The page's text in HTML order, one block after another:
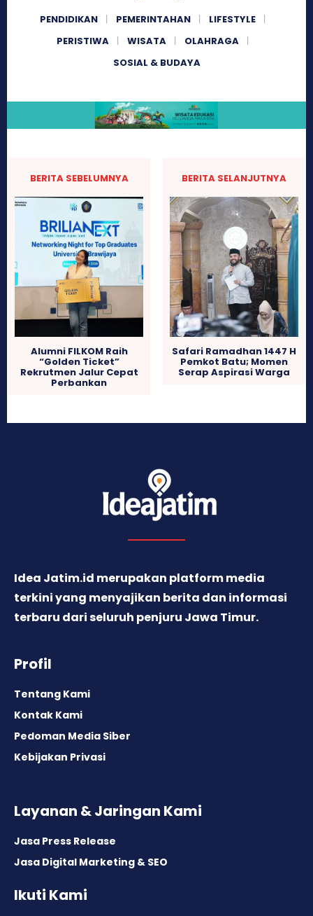
PENDIDIKAN PEMERINTAHAN
LIFESTYLE
PERISTIWA
WISATA
OLAHRAGA
SOSIAL & BUDAYA
BERITA SEBELUMNYA
Alumni FILKOM Raih
“Golden Ticket”
Rekrutmen Jalur Cepat
Perbankan
BERITA SELANJUTNYA
Safari Ramadhan 1447 H
Pemkot Batu; Momen
Serap Aspirasi Warga
Idea Jatim.id merupakan platform media
terkini yang menyajikan berita dan informasi
terbaru dari seluruh penjuru Jawa Timur.
Profil
Tentang Kami
Kontak Kami
Pedoman Media Siber
Kebijakan Privasi
Layanan & Jaringan Kami
Jasa Press Release
Jasa Digital Marketing & SEO
Ikuti Kami